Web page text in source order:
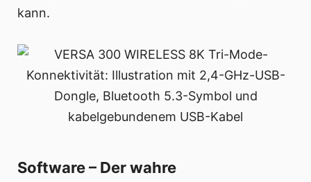
kann.
Software – Der wahre